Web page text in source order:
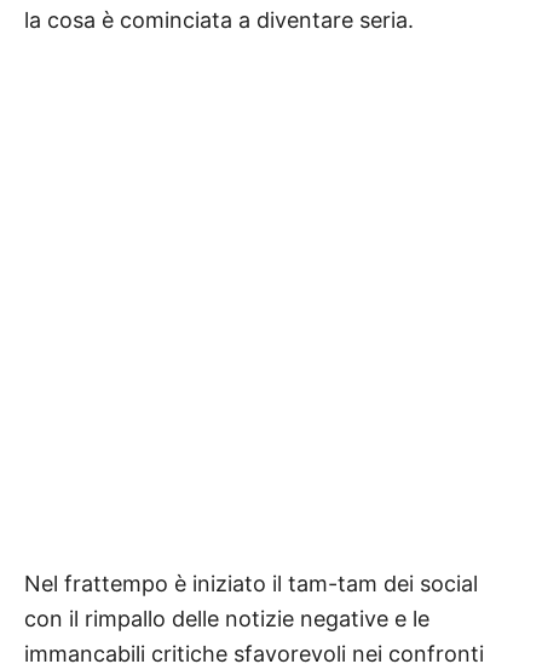
la cosa è cominciata a diventare seria.
Nel frattempo è iniziato il tam-tam dei social
con il rimpallo delle notizie negative e le
immancabili critiche sfavorevoli nei confronti